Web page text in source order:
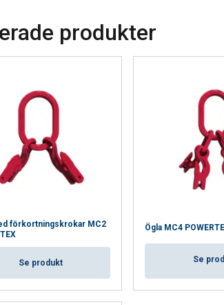
produkter
förkortningskrokar MC2
Se produkt
Ögla MC4
Se